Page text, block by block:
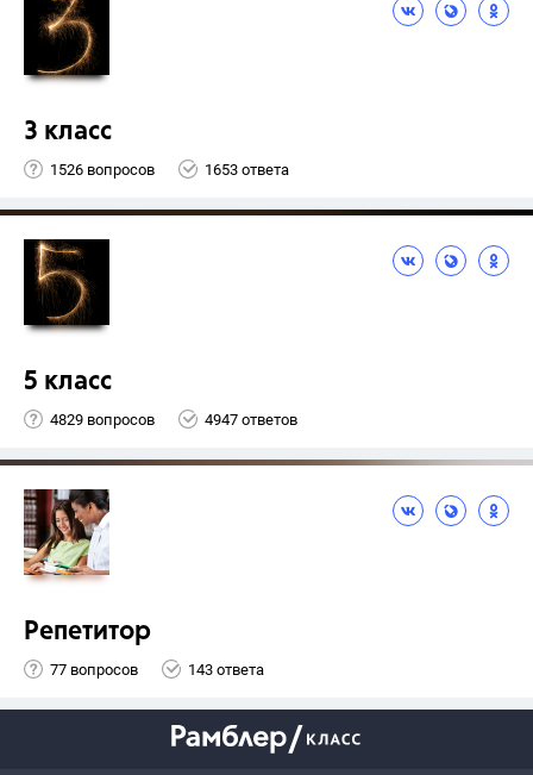
3 класс
1526 вопросов 1653 ответа
5 класс
4829 вопросов 4947 ответов
Репетитор
77 вопросов 143 ответа